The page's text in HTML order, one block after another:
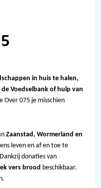
in huis te halen,
Voedselbank of hulp van
Over 075 je misschien
Zaanstad, Wormerland en
leven en af en toe te
donaties van
vers brood beschikbaar.